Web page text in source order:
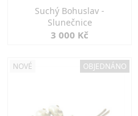
Suchý Bohuslav -
Slunečnice
3 000 Kč
NOVÉ OBJEDNÁNO